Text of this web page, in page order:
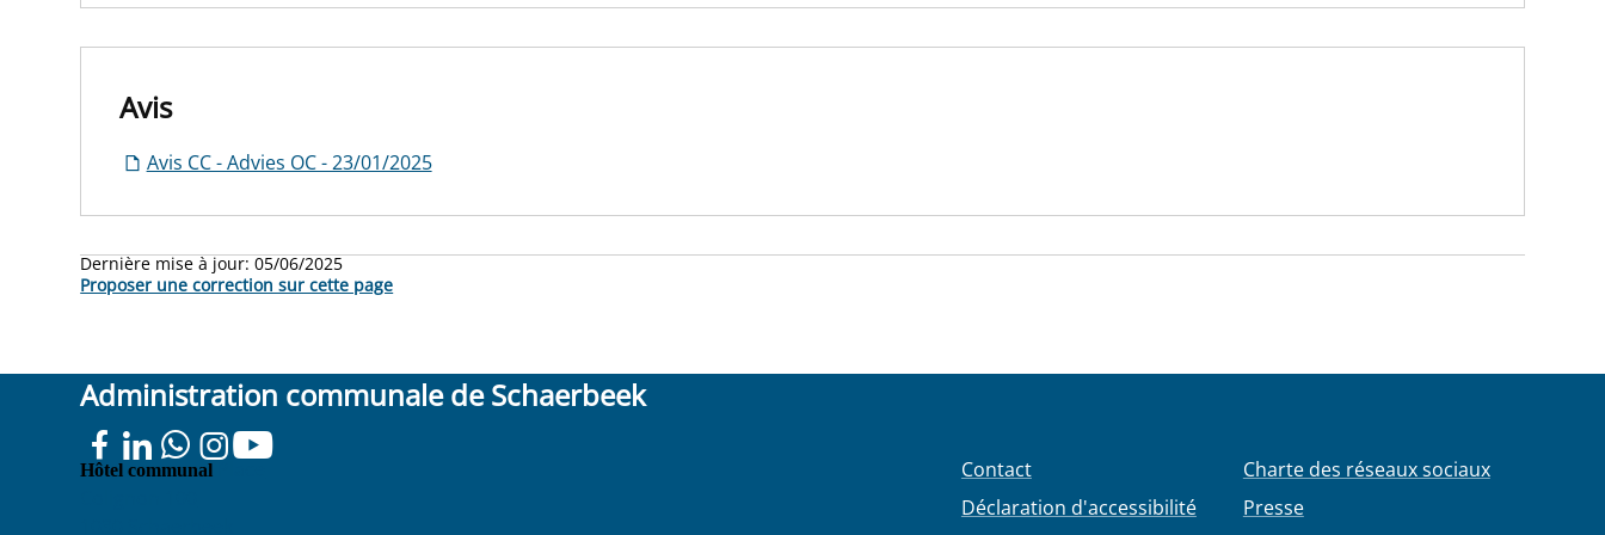
Avis
Avis CC - Advies OC - 23/01/2025
Dernière mise à jour:05/06/2025
Proposer une correction sur cette page
Administration communale de Schaerbeek
Hôtel communal
Contact
Déclaration d'accessibilité
Charte des réseaux sociaux
Presse